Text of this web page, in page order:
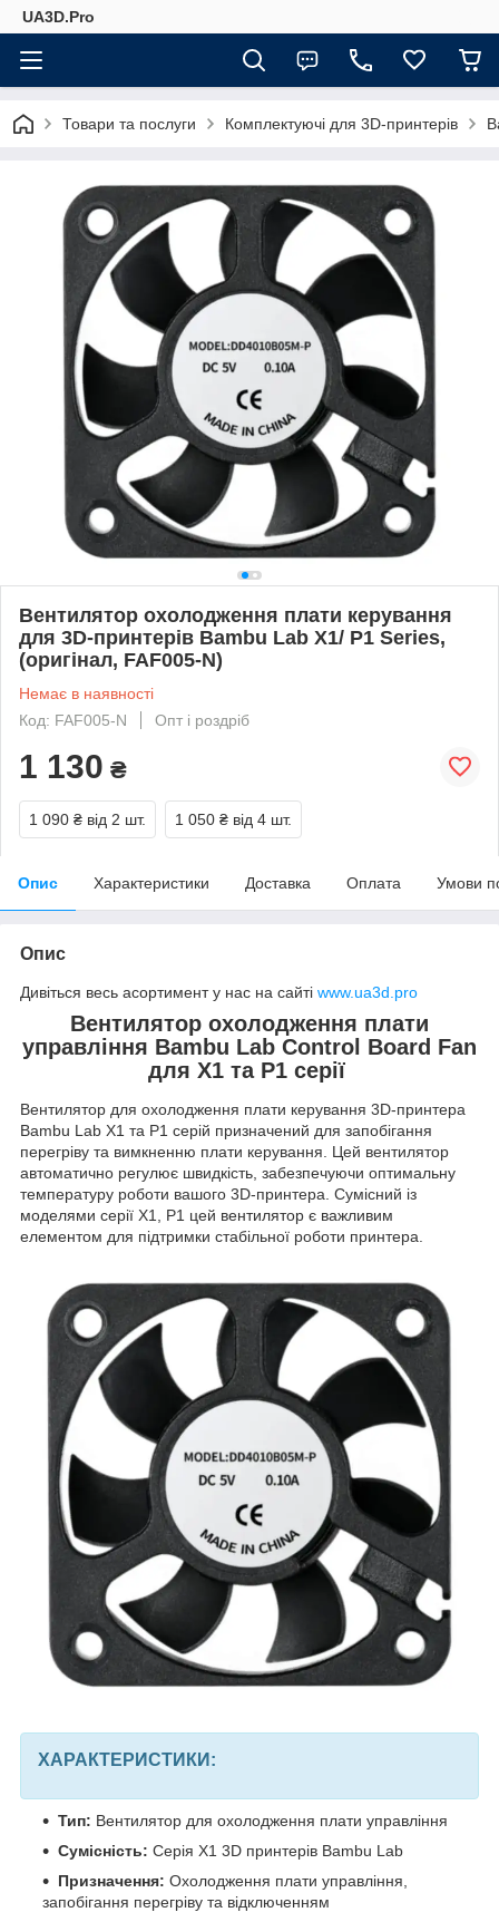
UA3D.Pro
Товари та послуги Комплектуючі для 3D-принтерів
Вентилятор охолодження плати керування
для 3D-принтерів Bambu Lab X1/ P1 Series,
(оригінал, FAF005-N)
Немає в наявності
Код: FAF005-N
Опт і роздріб
1 130 ₴
1 090 ₴ від 2 шт. 1 050 ₴ від 4 шт.
Опис Характеристики Доставка Оплата Умови
Опис
Дивіться весь асортимент у нас на сайті www.ua3d.pro
Вентилятор охолодження плати
управління Bambu Lab Control Board Fan
для X1 та Р1 серії
Вентилятор для охолодження плати керування 3D-принтера
Bambu Lab X1 та P1 серій призначений для запобігання
перегріву та вимкненню плати керування. Цей вентилятор
автоматично регулює швидкість, забезпечуючи оптимальну
температуру роботи вашого 3D-принтера. Сумісний із
моделями серії X1, P1 цей вентилятор є важливим
елементом для підтримки стабільної роботи принтера.
ХАРАКТЕРИСТИКИ:
Тип: Вентилятор для охолодження плати управління
Сумісність: Серія X1 3D принтерів Bambu Lab
Призначення: Охолодження плати управління,
запобігання перегріву та відключенням